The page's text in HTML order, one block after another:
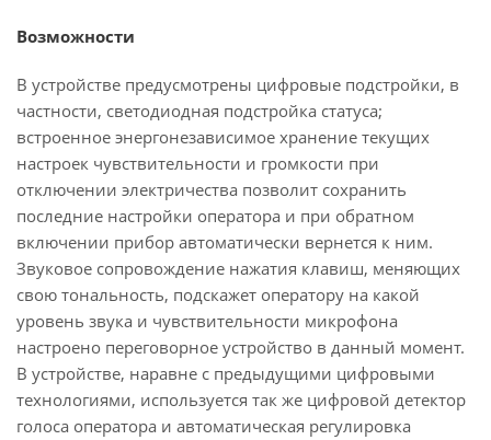
Возможности
В устройстве предусмотрены цифровые подстройки, в
частности, светодиодная подстройка статуса;
встроенное энергонезависимое хранение текущих
настроек чувствительности и громкости при
отключении электричества позволит сохранить
последние настройки оператора и при обратном
включении прибор автоматически вернется к ним.
Звуковое сопровождение нажатия клавиш, меняющих
свою тональность, подскажет оператору на какой
уровень звука и чувствительности микрофона
настроено переговорное устройство в данный момент.
В устройстве, наравне с предыдущими цифровыми
технологиями, используется так же цифровой детектор
голоса оператора и автоматическая регулировка